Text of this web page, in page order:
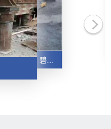
碧桂园悬挑板粘钢、碧桂园悬挑板粘钢、碳纤维加固工程